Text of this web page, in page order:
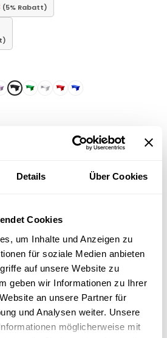
Details Über Cookies
Cookies
um Inhalte und Anzeigen zu
für soziale Medien anbieten
auf unsere Website zu
geben wir Informationen zu Ihrer
an unsere Partner für
und Analysen weiter. Unsere
möglicherweise mit
(5% Rabatt)
B2B-Angebot
anfordern
, Konferenz Hussen